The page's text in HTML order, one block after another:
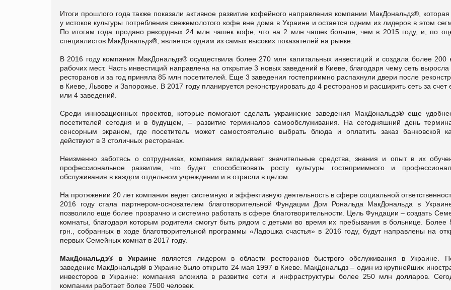
Итоги прошлого года также показали активное развитие кофейного направления компании МакДональдз®, которая
у истоков культуры потребления свежемолотого кофе вне дома в Украине и остается одним из лидеров в этом
По итогам года продано рекордных 24 млн чашек кофе, что на 2 млн чашек больше, чем в 2015 году, и, по
специалистов МакДональдз® , является одним из самых высоких показателей на рынке.
В 2016 году компания МакДональдз® осуществила более 270 млн капитальных инвестиций и создала более 200
рабочих мест. Часть инвестиций направлена на открытие 3 новых заведений в Киеве, благодаря чему сеть
ресторанов и за год приняла 85 млн посетителей. Еще 3 заведения гостеприимно распахнули двери после
в Киеве, Львове и Запорожье. В 2017 году планируется реконструировать до 4 ресторанов и расширить сеть за счет
или 4 заведений.
Среди инновационных проектов, которые помогают сделать украинские заведения МакДональдз®еще
посетителей сегодня и в будущем, – развитие терминалов самообслуживания. На сегодняшний день
сенсорным экраном, где посетитель может самостоятельно выбрать блюда и оплатить заказ банковской
действуют в 3 столичных ресторанах.
Неизменно заботясь о сотрудниках, компания вкладывает значительные средства, знания и опыт в их
профессиональное развитие, что будет способствовать росту культуры гостеприимного и
обслуживания в каждом отдельном учреждении и в отрасли в целом.
На протяжении 20 лет компания ведет системную и эффективную деятельность в сфере социальной
2016 году стала партнером-основателем благотворительной Фундации Дом Рональда МакДональда в
позволило еще более прозрачно и системно работать в сфере благотворительности. Цель Фундации – создать
комнаты, благодаря которым родители смогут быть рядом с детьми во время их пребывания в больнице. Более
грн., собранных в ходе благотворительной программы «Ладошка счастья» в 2016 году, будут направлены на
первых Семейных комнат в 2017 году.
МакДональдз® в Украинеявляется лидером в области ресторанов быстрого обслуживания в Украине.
заведение МакДональдз® в Украине было открыто 24 мая 1997 в Киеве. МакДональдз – один из крупнейших
инвесторов в Украине: компания вложила в развитие сети и инфраструктуры более 250 млн долларов.
компании работает более 7500 человек.